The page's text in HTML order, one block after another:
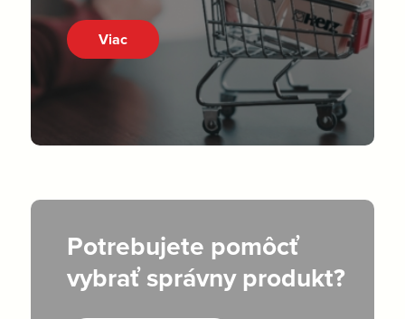
Viac
Potrebujete pomôcť
vybrať správny produkt?